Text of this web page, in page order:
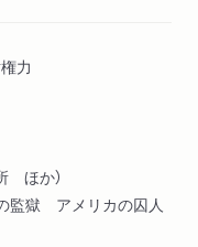
力
ほか）
監獄 アメリカの囚人